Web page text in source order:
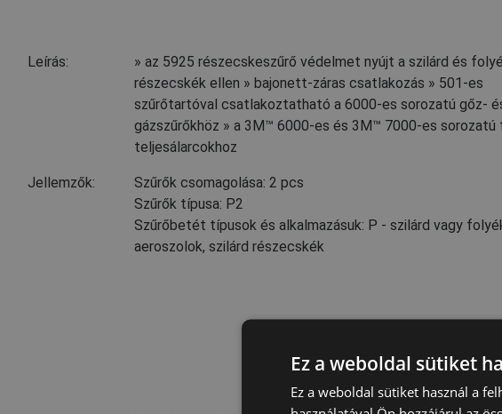
Leírás:
» az 5925 részecskeszűrő védelmet nyújt a szilárd és
részecskék ellen » bajonett-záras csatlakozás » 501-es
szűrőtartóval csatlakoztatható a 6000-es sorozatú gőz-
gázszűrőkhöz » a 3M™ 6000-es és 3M™ 7000-es sorozatú
teljesálarcokhoz
Jellemzők:
Szűrők csomagolása: 2 pcs
Szűrők típusa: P2
Szűrőbetét típusok és alkalmazásuk: P - szilárd vagy
aeroszolok, szilárd részecskék
Ez a weboldal sütiket
Ez a weboldal sütiket használ a